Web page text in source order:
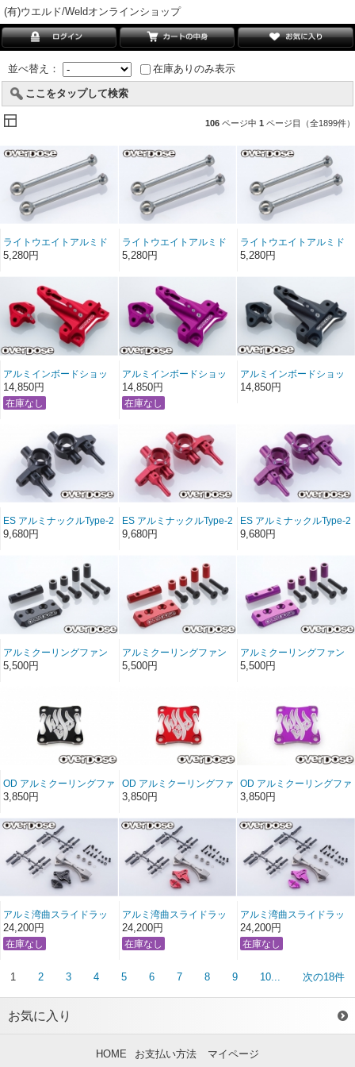
(有)ウエルド/Weldオンラインショップ
並べ替え： 在庫ありのみ表示
ここをタップして検索
106 ページ中 1 ページ目（全1899件）
ライトウエイトアルミド
ライブシャフト (45.5mm,
ン付属)
5,280円
ライトウエイトアルミド
ライブシャフト (44mm,
5,280円
ライトウエイトアルミド
ライブシャフト (43mm,
ン付属)
5,280円
アルミインボードショッ
クマウント (For GALMシ
リーズ/レッド)
14,850円
アルミインボードショッ
クマウント (For GALMシ
リーズ/パープル)
14,850円
アルミインボードショッ
クマウント (For GALMシ
リーズ/ブラック)
14,850円
ES アルミナックルType-2
(For GALM シリーズ/ ブラ
9,680円
ES アルミナックルType-2
(For GALM シリーズ/ レッ
9,680円
ES アルミナックルType-2
(For GALM シリーズ/ パー
9,680円
アルミクーリングファン
マウント (For GALMシリ
ーズ/ブラック)
5,500円
アルミクーリングファン
マウント (For GALMシリ
ーズ/レッド)
5,500円
アルミクーリングファン
マウント (For GALMシリ
ーズ/パープル)
5,500円
OD アルミクーリングファ
ンカバーver.2 (30x30 用/
3,850円
OD アルミクーリングファ
ンカバーver.2 (30x30 用/
3,850円
OD アルミクーリングファ
ンカバーver.2 (30x30 用/
3,850円
アルミ湾曲スライドラッ
クステアリングセット
Type-3 （For GALM シリ
ーズ / ブラック）
24,200円
アルミ湾曲スライドラッ
クステアリングセット
Type-3 （For GALM シリ
ーズ / レッド）
24,200円
アルミ湾曲スライドラッ
クステアリングセット
Type-3 （For GALM シリ
ーズ / パープル）
24,200円
1 2 3 4 5 6 7 8 9 10... 次の18件
お気に入り
HOME お支払い方法 マイページ